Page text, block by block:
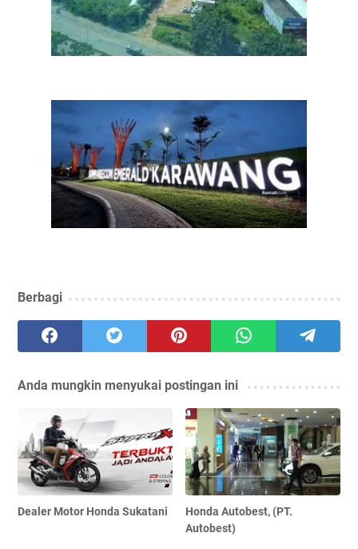
Berbagi
Anda mungkin menyukai postingan ini
Dealer Motor Honda Sukatani
Honda Autobest, (PT.
Autobest)